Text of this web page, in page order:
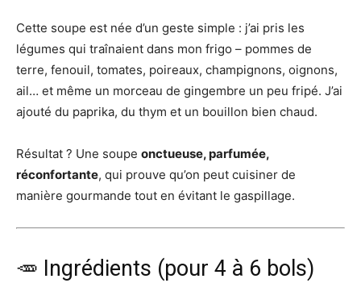
Cette soupe est née d’un geste simple : j’ai pris les
légumes qui traînaient dans mon frigo – pommes de
terre, fenouil, tomates, poireaux, champignons, oignons,
ail… et même un morceau de gingembre un peu fripé. J’ai
ajouté du paprika, du thym et un bouillon bien chaud.
Résultat ? Une soupe onctueuse, parfumée,
réconfortante, qui prouve qu’on peut cuisiner de
manière gourmande tout en évitant le gaspillage.
🥕 Ingrédients (pour 4 à 6 bols)